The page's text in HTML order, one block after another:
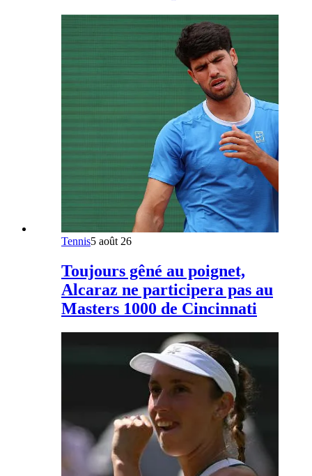
Tennis5 août 26
Toujours gêné au poignet,
Alcaraz ne participera pas au
Masters 1000 de Cincinnati